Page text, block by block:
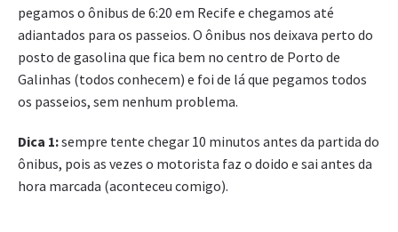
pegamos o ônibus de 6:20 em Recife e chegamos até
adiantados para os passeios. O ônibus nos deixava perto do
posto de gasolina que fica bem no centro de Porto de
Galinhas (todos conhecem) e foi de lá que pegamos todos
os passeios, sem nenhum problema.
Dica 1:sempre tente chegar 10 minutos antes da partida do
ônibus, pois as vezes o motorista faz o doido e sai antes da
hora marcada (aconteceu comigo).